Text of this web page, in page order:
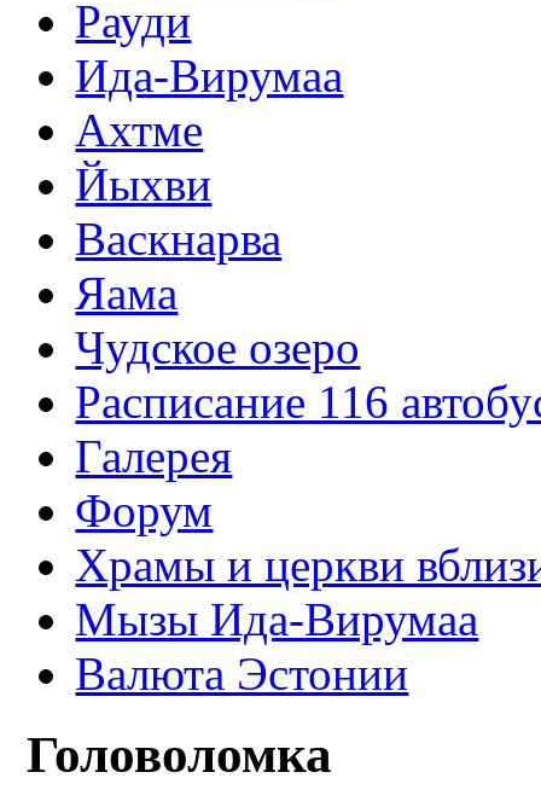
Рауди
Ида-Вирумаа
Ахтме
Йыхви
Васкнарва
Яама
Чудское озеро
Расписание 116
Галерея
Форум
Храмы и церкви
Мызы Ида-Вирумаа
Валюта Эстонии
Головоломка